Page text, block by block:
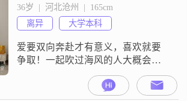
36岁  |  河北沧州  |  165cm
离异
大学本科
爱要双向奔赴才有意义，喜欢就要
争取！一起吹过海风的人大概会记